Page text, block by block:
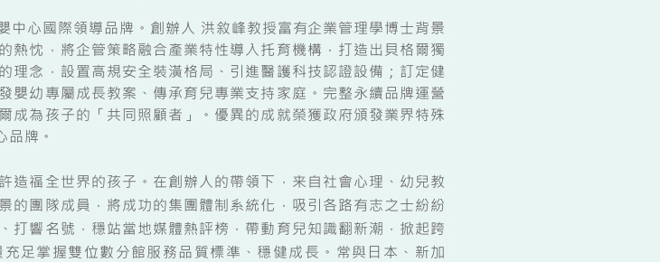
心國際領導品牌。創辦人 洪敘峰教授富有企業管理學博士背景
熱忱，將企管策略融合產業特性導入托育機構，打造出貝格爾獨
理念，設置高規安全裝潢格局、引進醫護科技認證設備；訂定健
嬰幼專屬成長教案、傳承育兒專業支持家庭。完整永續品牌運營
成為孩子的「共同照顧者」。優異的成就榮獲政府頒發業界特殊
牌。
福全世界的孩子。在創辦人的帶領下，来自社會心理、幼兒教
的團隊成員，將成功的集團體制系統化，吸引各路有志之士紛紛
打響名號，穩站當地媒體熱評榜，帶動育兒知識翻新潮，掀起跨
足掌握雙位數分館服務品質標準、穩健成長。常與日本、新加